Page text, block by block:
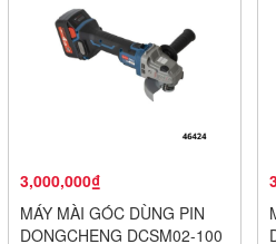
3,000,000₫
MÁY MÀI GÓC DÙNG PIN
DONGCHENG DCSM02-100